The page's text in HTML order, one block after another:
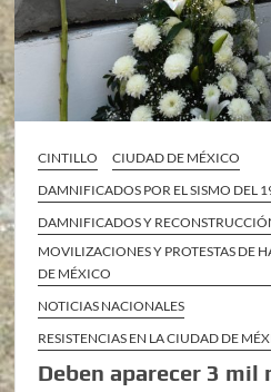
CINTILLO
CIUDAD DE MÉXICO
DAMNIFICADOS POR EL SISMO DEL
DAMNIFICADOS Y
MOVILIZACIONES Y PROTESTAS DE
DE MÉXICO
NOTICIAS NACIONALES
RESISTENCIAS EN LA CIUDAD DE
Deben aparecer 3 mil